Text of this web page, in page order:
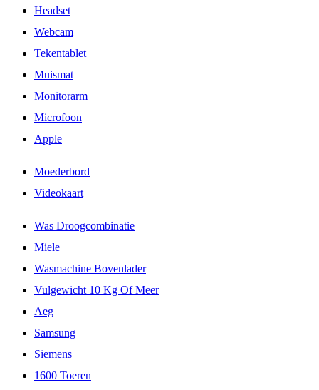
Headset
Webcam
Tekentablet
Muismat
Monitorarm
Microfoon
Apple
Moederbord
Videokaart
Was Droogcombinatie
Miele
Wasmachine Bovenlader
Vulgewicht 10 Kg Of Meer
Aeg
Samsung
Siemens
1600 Toeren